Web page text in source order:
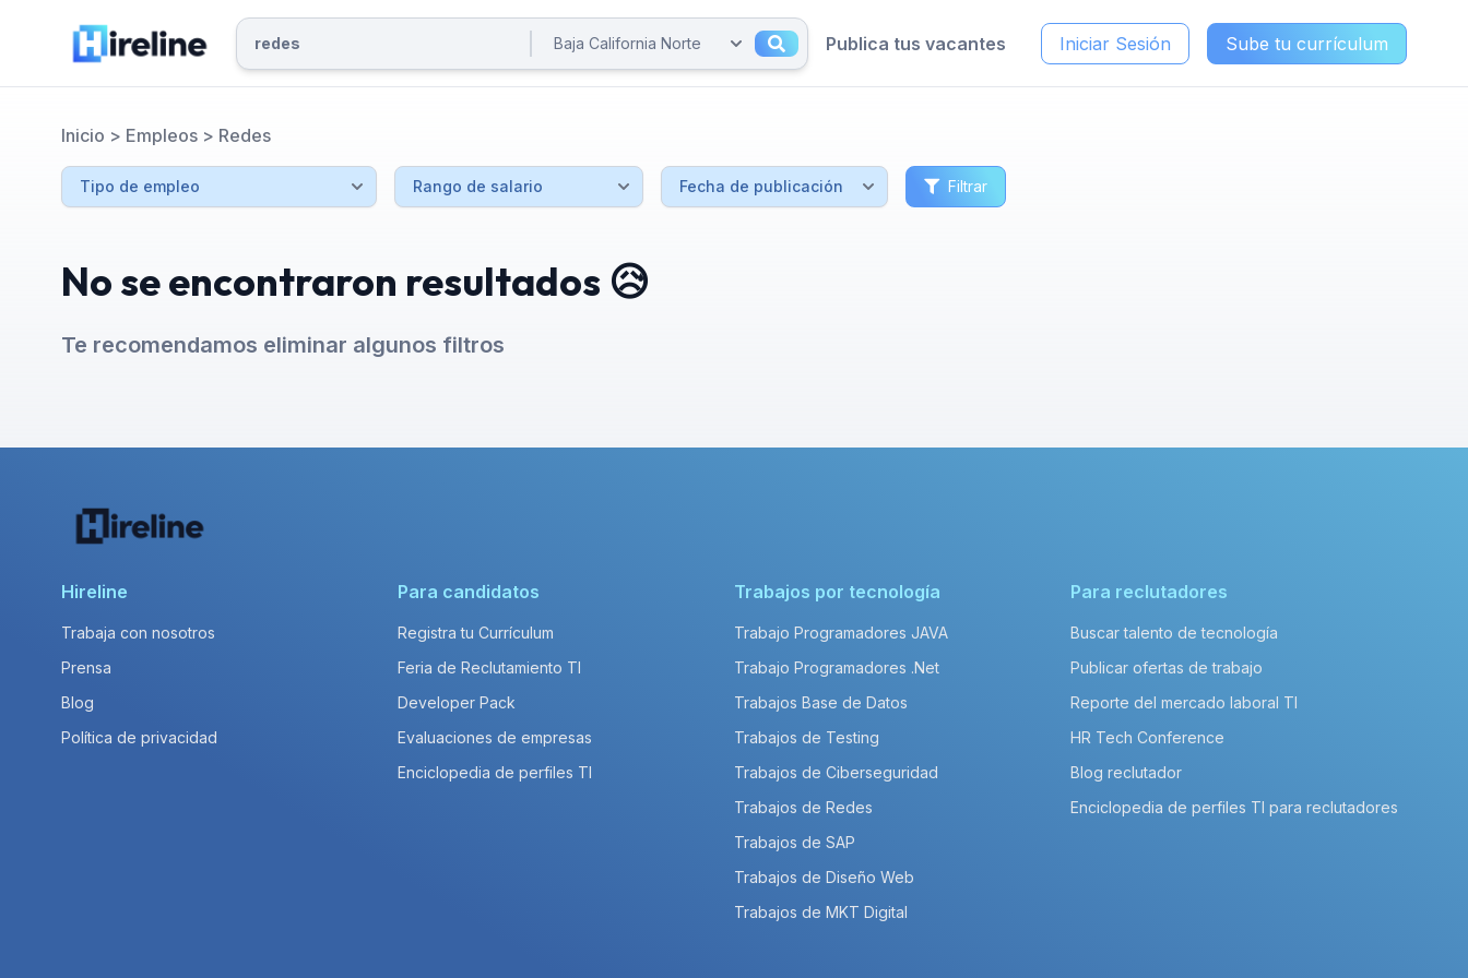
Publica tus vacantes Iniciar Sesión Sube tu currículum
Inicio > Empleos > Redes
Filtrar
No se encontraron resultados 😥
Te recomendamos eliminar algunos filtros
Hireline
Trabaja con nosotros
Prensa
Blog
Política de privacidad
Para candidatos
Registra tu Currículum
Feria de Reclutamiento TI
Developer Pack
Evaluaciones de empresas
Enciclopedia de perfiles TI
Trabajos por tecnología
Trabajo Programadores JAVA
Trabajo Programadores .Net
Trabajos Base de Datos
Trabajos de Testing
Trabajos de Ciberseguridad
Trabajos de Redes
Trabajos de SAP
Trabajos de Diseño Web
Trabajos de MKT Digital
Para reclutadores
Buscar talento de tecnología
Publicar ofertas de trabajo
Reporte del mercado laboral TI
HR Tech Conference
Blog reclutador
Enciclopedia de perfiles TI para reclutadores